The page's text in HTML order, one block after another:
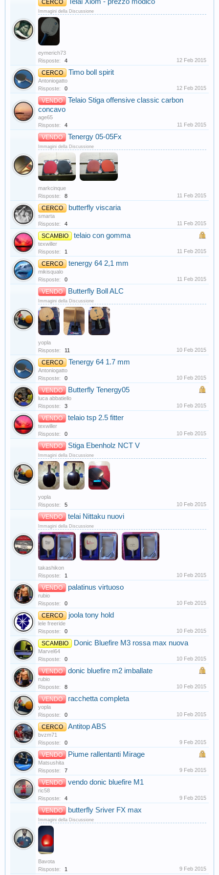
CERCO
Immagini della Discussione
eymerich73
Risposte:
4 12 Feb 2015
CERCO Timo boll spirit
Antoniogatto
Risposte:
0 12 Feb 2015
VENDO
Telaio Stiga offensive classic carbon
concavo
age65
Risposte:
4 11 Feb 2015
VENDO Tenergy 05-05Fx
Immagini della Discussione
markcinque
Risposte:
8 11 Feb 2015
CERCO butterfly viscaria
smarta
Risposte:
4 11 Feb 2015
SCAMBIO telaio con gomma
texwiller
Risposte:
1 11 Feb 2015
CERCO tenergy 64 2,1 mm
mikisqualo
Risposte:
0 11 Feb 2015
VENDO Butterfly Boll ALC
Immagini della Discussione
yopla
Risposte:
11 10 Feb 2015
CERCO Tenergy 64 1.7 mm
Antoniogatto
Risposte:
0 10 Feb 2015
VENDO Butterfly Tenergy05
luca abbatiello
Risposte:
3 10 Feb 2015
VENDO telaio tsp 2.5 fitter
texwiller
Risposte:
0 10 Feb 2015
VENDO Stiga Ebenholz NCT V
Immagini della Discussione
yopla
Risposte:
5 10 Feb 2015
VENDO telai Nittaku nuovi
Immagini della Discussione
takashikon
Risposte:
1 10 Feb 2015
VENDO palatinus virtuoso
rubio
Risposte:
0 10 Feb 2015
CERCO joola tony hold
lele freeride
Risposte:
0 10 Feb 2015
SCAMBIO Donic Bluefire M3 rossa max nuova
Marvel64
Risposte:
0 10 Feb 2015
VENDO donic bluefire m2 imballate
rubio
Risposte:
8 10 Feb 2015
VENDO racchetta completa
yopla
Risposte:
0 10 Feb 2015
CERCO Antitop ABS
bvzm71
Risposte:
0 9 Feb 2015
VENDO Piume rallentanti Mirage
Matsushita
Risposte:
7 9 Feb 2015
VENDO vendo donic bluefire M1
ric58
Risposte:
4 9 Feb 2015
VENDO butterfly Sriver FX max
Immagini della Discussione
Bavota
Risposte:
1 9 Feb 2015